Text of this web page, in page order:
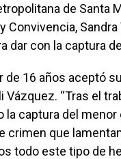
de Santa
Convivencia,
dar con la captura
de 16 años aceptó
“Tras el
la captura del
crimen que
todo este tipo de